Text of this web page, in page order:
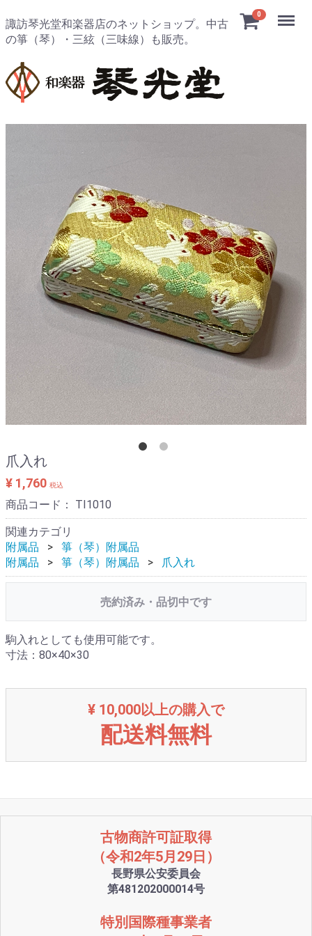
諏訪琴光堂和楽器店のネットショップ。中古
の箏（琴）・三絃（三味線）も販売。
0 Menu
爪入れ
¥ 1,760 税込
商品コード： TI1010
関連カテゴリ
附属品
箏（琴）附属品
附属品
箏（琴）附属品 爪入れ
売約済み・品切中です
駒入れとしても使用可能です。
寸法：80×40×30
¥ 10,000以上の購入で
配送料無料
古物商許可証取得
（令和2年5月29日）
長野県公安委員会
第481202000014号
特別国際種事業者